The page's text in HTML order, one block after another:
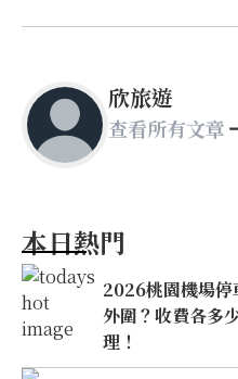
欣旅遊
查看所有文章
本日熱門
2026桃園機場停
外圍？收費各多
理！